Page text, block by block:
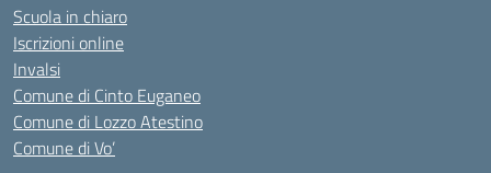
Scuola in chiaro
Iscrizioni online
Invalsi
Comune di Cinto Euganeo
Comune di Lozzo Atestino
Comune di Vo’